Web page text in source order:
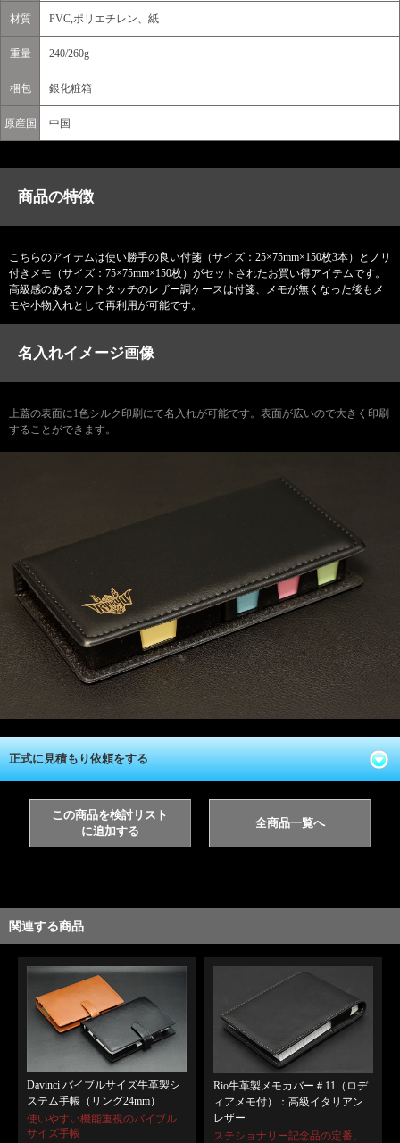
材質 PVC,ポリエチレン、紙
重量 240/260g
梱包 銀化粧箱
原産国 中国
商品の特徴
こちらのアイテムは使い勝手の良い付箋（サイズ：25×75mm×150枚3本）とノリ
付きメモ（サイズ：75×75mm×150枚）がセットされたお買い得アイテムです。
高級感のあるソフトタッチのレザー調ケースは付箋、メモが無くなった後もメ
モや小物入れとして再利用が可能です。
名入れイメージ画像
上蓋の表面に1色シルク印刷にて名入れが可能です。表面が広いので大きく印刷
することができます。
正式に見積もり依頼をする
この商品を検討リスト
に追加する
全商品一覧へ
関連する商品
Davinci バイブルサイズ牛革製シ
ステム手帳（リング24mm）
使いやすい機能重視のバイブル
サイズ手帳
Rio牛革製メモカバー＃11（ロデ
ィアメモ付）：高級イタリアン
レザー
ステショナリー記念品の定番。